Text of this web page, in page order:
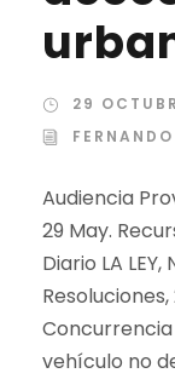
29
Audiencia
29 May.
Diario LA
vehículo no